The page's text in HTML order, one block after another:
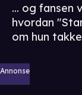
... og fansen
hvordan
om hun
Annonse